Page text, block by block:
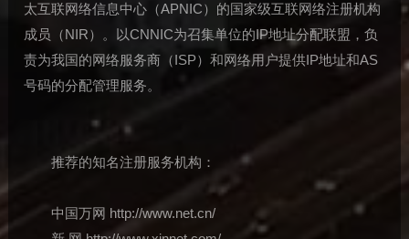
太互联网络信息中心（APNIC）的国家级互联网络注册机构
成员（NIR）。以CNNIC为召集单位的IP地址分配联盟，负
责为我国的网络服务商（ISP）和网络用户提供IP地址和AS
号码的分配管理服务。
推荐的知名注册服务机构：
中国万网 http://www.net.cn/